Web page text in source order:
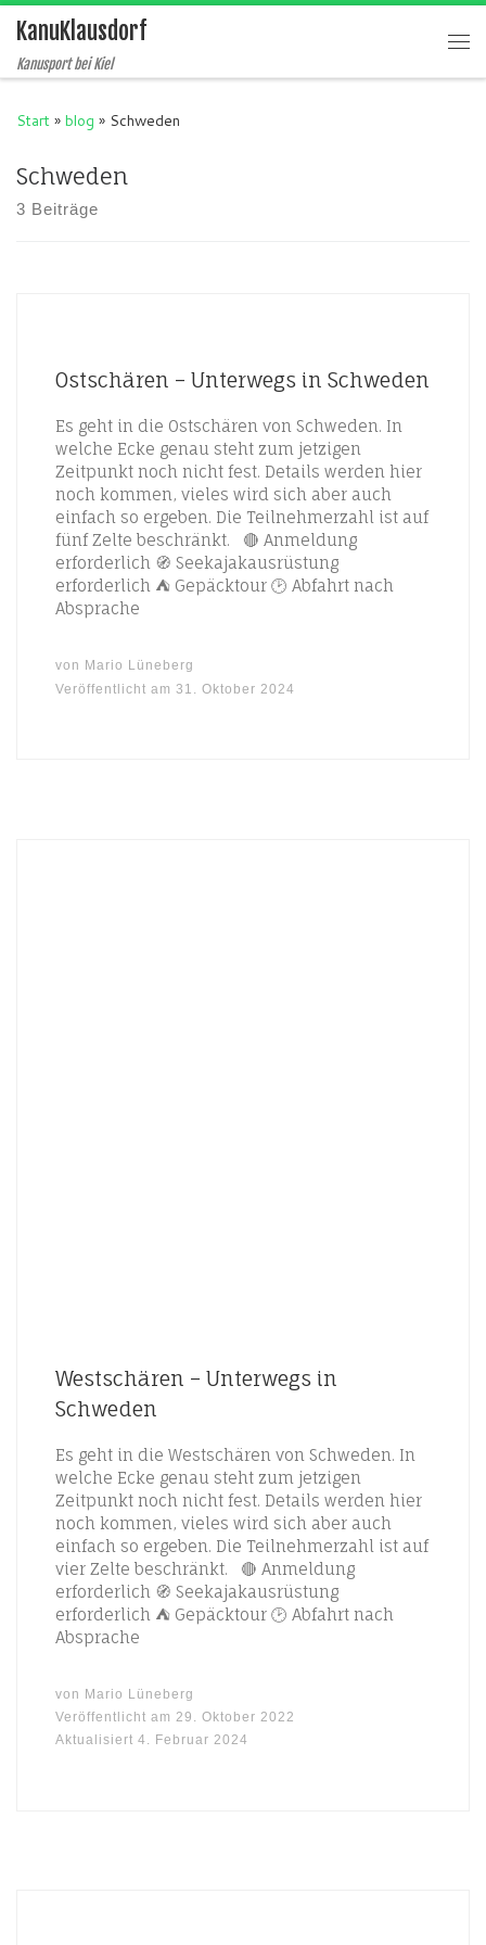
Zum Inhalt springen
KanuKlausdorf
Kanusport bei Kiel
Start » blog » Schweden
Schweden
3 Beiträge
Ostschären – Unterwegs in Schweden
Es geht in die Ostschären von Schweden. In
welche Ecke genau steht zum jetzigen
Zeitpunkt noch nicht fest. Details werden hier
noch kommen, vieles wird sich aber auch
einfach so ergeben. Die Teilnehmerzahl ist auf
fünf Zelte beschränkt. 🔴 Anmeldung
erforderlich 🧭 Seekajakausrüstung
erforderlich ⛺ Gepäcktour 🕑 Abfahrt nach
Absprache
von Mario Lüneberg
Veröffentlicht am31. Oktober 2024
Westschären – Unterwegs in
Schweden
Es geht in die Westschären von Schweden. In
welche Ecke genau steht zum jetzigen
Zeitpunkt noch nicht fest. Details werden hier
noch kommen, vieles wird sich aber auch
einfach so ergeben. Die Teilnehmerzahl ist auf
vier Zelte beschränkt. 🔴 Anmeldung
erforderlich 🧭 Seekajakausrüstung
erforderlich ⛺ Gepäcktour 🕑 Abfahrt nach
Absprache
von Mario Lüneberg
Veröffentlicht am29. Oktober 2022
Aktualisiert4. Februar 2024